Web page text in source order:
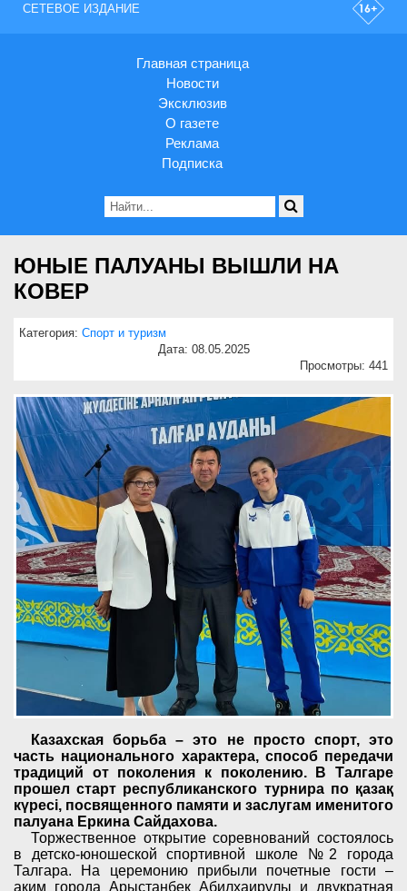
СЕТЕВОЕ ИЗДАНИЕ
Главная страница
Новости
Эксклюзив
О газете
Реклама
Подписка
ЮНЫЕ ПАЛУАНЫ ВЫШЛИ НА
КОВЕР
Категория: Спорт и туризм
Дата: 08.05.2025
Просмотры: 441
Казахская борьба – это не просто спорт, это
часть национального характера, способ передачи
традиций от поколения к поколению. В Талгаре
прошел старт республиканского турнира по қазақ
күресі, посвященного памяти и заслугам именитого
палуана Еркина Сайдахова.
Торжественное открытие соревнований состоялось
в детско-юношеской спортивной школе №2 города
Талгара. На церемонию прибыли почетные гости –
аким города Арыстанбек Абилхаирулы и двукратная